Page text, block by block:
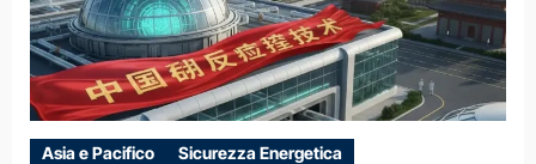
Asia e Pacifico Sicurezza Energetica